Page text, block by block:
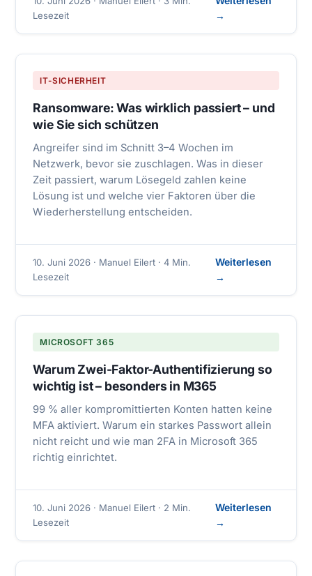
Lesezeit
→
IT-SICHERHEIT
Ransomware: Was wirklich passiert – und
wie Sie sich schützen
Angreifer sind im Schnitt 3–4 Wochen im
Netzwerk, bevor sie zuschlagen. Was in dieser
Zeit passiert, warum Lösegeld zahlen keine
Lösung ist und welche vier Faktoren über die
Wiederherstellung entscheiden.
10. Juni 2026 · Manuel Eilert · 4 Min.
Lesezeit
Weiterlesen
→
MICROSOFT 365
Warum Zwei-Faktor-Authentifizierung so
wichtig ist – besonders in M365
99 % aller kompromittierten Konten hatten keine
MFA aktiviert. Warum ein starkes Passwort allein
nicht reicht und wie man 2FA in Microsoft 365
richtig einrichtet.
10. Juni 2026 · Manuel Eilert · 2 Min.
Lesezeit
Weiterlesen
→